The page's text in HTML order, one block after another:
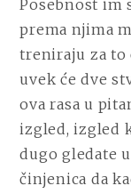
Posebnost im
prema njima
treniraju za to
uvek će dve
ova rasa u
izgled, izgled
dugo gledate
činjenica da